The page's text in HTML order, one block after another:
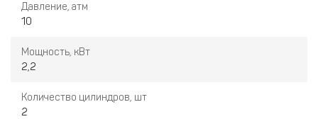
Давление, атм
10
Мощность, кВт
2,2
Количество цилиндров, шт
2